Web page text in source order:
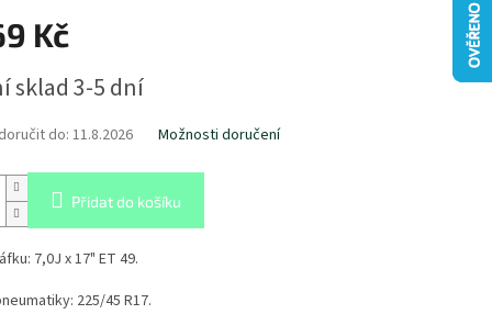
Kč
sklad 3-5 dní
do: 11.8.2026 Možnosti doručení
Přidat do košíku
7,0J x 17" ET 49.
225/45 R17.